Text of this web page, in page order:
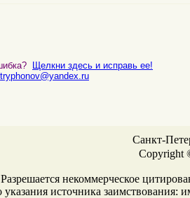
Щелкни здесь и исправь ее!
tryphonov@yandex.ru
Санкт-
Copyright
Разрешается некоммерческое
указания источника заимствования: